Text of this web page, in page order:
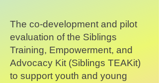
The co-development and pilot
evaluation of the Siblings
Training, Empowerment, and
Advocacy Kit (Siblings TEAKit)
to support youth and young